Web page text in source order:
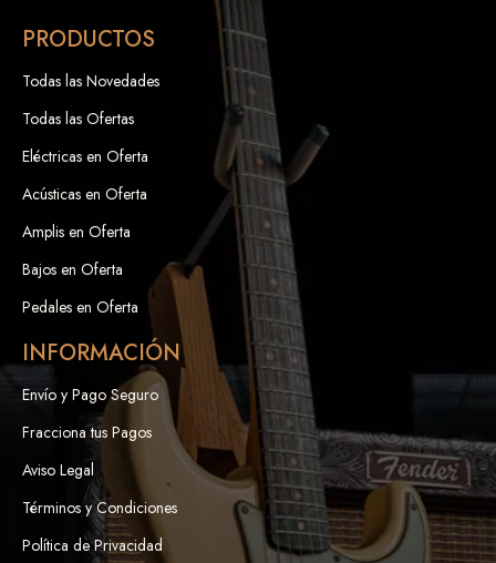
PRODUCTOS
Todas las Novedades
Todas las Ofertas
Eléctricas en Oferta
Acústicas en Oferta
Amplis en Oferta
Bajos en Oferta
Pedales en Oferta
INFORMACIÓN
Envío y Pago Seguro
Fracciona tus Pagos
Aviso Legal
Términos y Condiciones
Política de Privacidad